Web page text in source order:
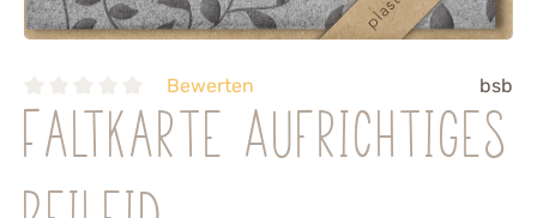
Bewerten bsb
Faltkarte Aufrichtiges